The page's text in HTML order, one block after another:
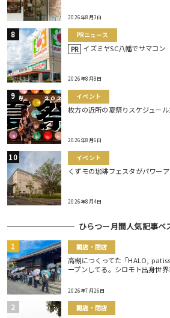
2026年8月3日
PRニュース
PR イズミヤSC八幡でサマコン
2026年8月8日
イベント
枚方の近所の夏祭りスケジュール
2026年8月6日
イベント
くずモの珈琲フェスタがパワー
2026年8月4日
ひらつー月間人気記事ベ
開店・閉店
高槻につくってた「HALO,
ープンしてる。シロモト出身世
2026年7月26日
開店・閉店